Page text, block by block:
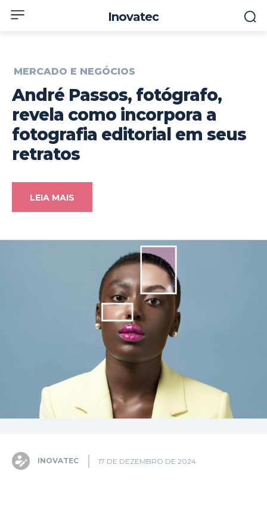
Inovatec
MERCADO E NEGÓCIOS
André Passos, fotógrafo,
revela como incorpora a
fotografia editorial em seus
retratos
LEIA MAIS
INOVATEC 17 DE DEZEMBRO DE 2024